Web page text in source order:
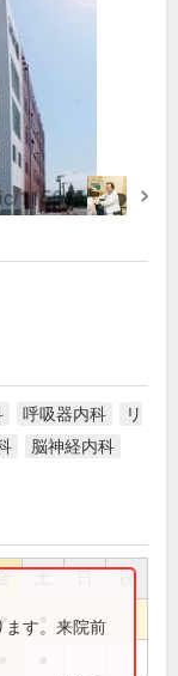
呼吸器内科
リ
脳神経内科
祝
●ます。来院前